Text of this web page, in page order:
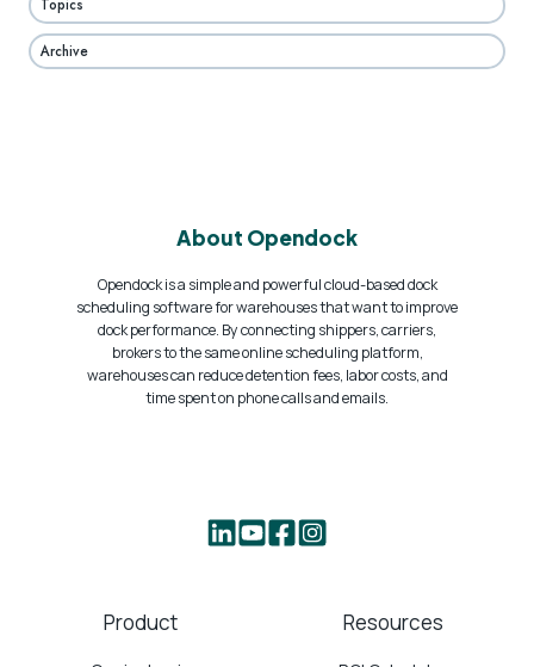
Topics
Archive
About Opendock
Opendock is a simple and powerful cloud-based dock
scheduling software for warehouses that want to improve
dock performance. By connecting shippers, carriers,
brokers to the same online scheduling platform,
warehouses can reduce detention fees, labor costs, and
time spent on phone calls and emails.
Product Resources